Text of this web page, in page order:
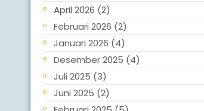
April 2026 (2)
Februari 2026 (2)
Januari 2026 (4)
Desember 2025 (4)
Juli 2025 (3)
Juni 2025 (2)